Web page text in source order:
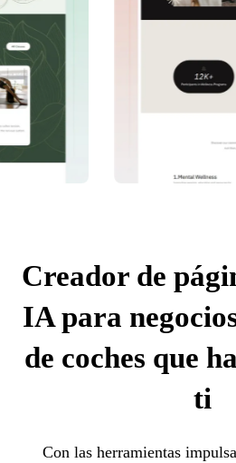
Creador de
IA para
de coches que
ti
Con las herramientas